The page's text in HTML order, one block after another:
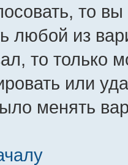
то
любой из
то только
или
менять